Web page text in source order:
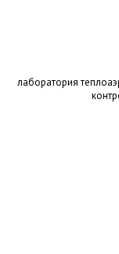
лаборатория